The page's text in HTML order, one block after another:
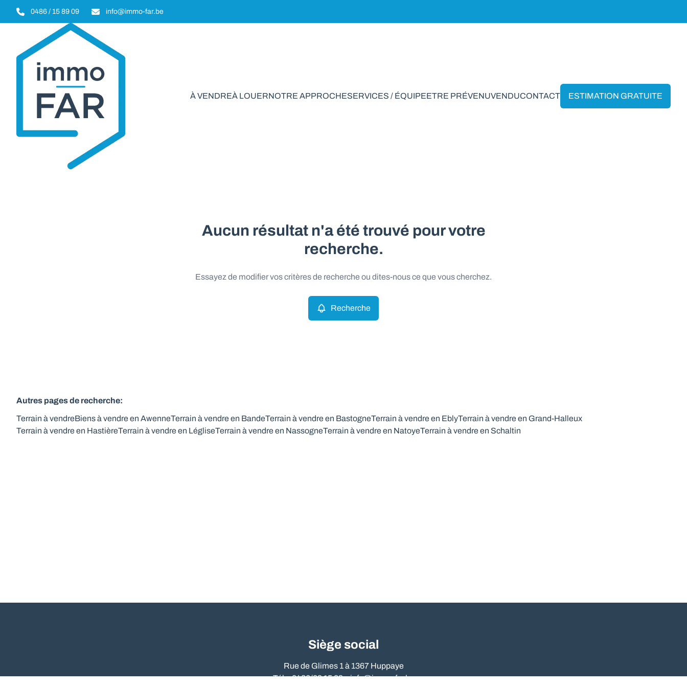
Aller au contenu principal
0486 / 15 89 09 info@immo-far.be
À VENDREÀ LOUERNOTRE APPROCHESERVICES / ÉQUIPEETRE PRÉVENUVENDUCONTACT ESTIMATION GRATUITE
Aucun résultat n'a été trouvé pour votre
recherche.
Essayez de modifier vos critères de recherche ou dites-nous ce que vous cherchez.
Recherche
Autres pages de recherche:
Terrain à vendreBiens à vendre en AwenneTerrain à vendre en BandeTerrain à vendre en BastogneTerrain à vendre en EblyTerrain à vendre en Grand-Halleux
Terrain à vendre en HastièreTerrain à vendre en LégliseTerrain à vendre en NassogneTerrain à vendre en NatoyeTerrain à vendre en Schaltin
Siège social
Rue de Glimes 1 à 1367 Huppaye
Tél. : 0486/09 15 89 –info@immo-far.be